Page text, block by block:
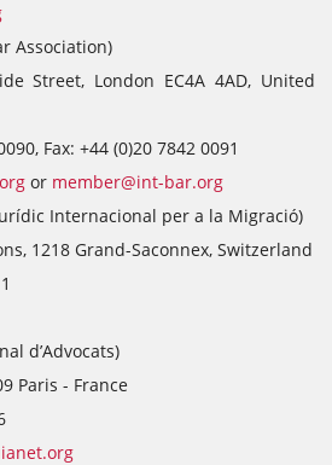
Association)
Street, London EC4A 4AD, United
Fax: +44 (0)20 7842 0091
or member@int-bar.org
Internacional per a la Migració)
1218 Grand-Saconnex, Switzerland
d’Advocats)
Paris - France